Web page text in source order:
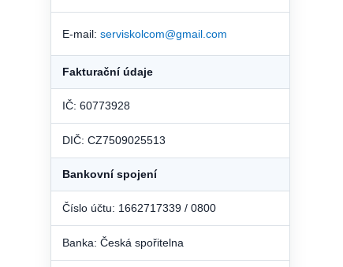
E-mail: serviskolcom@gmail.com
Fakturační údaje
IČ: 60773928
DIČ: CZ7509025513
Bankovní spojení
Číslo účtu: 1662717339 / 0800
Banka: Česká spořitelna